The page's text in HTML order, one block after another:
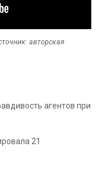
авторская
агентов при
21